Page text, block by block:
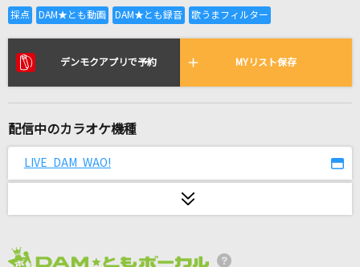
全国りれき
リアルタイムで歌われている曲の一覧
[生音]バランス
BEYOND THE TIME
デンモクアプリで予約 MYリスト保存
配信中のカラオケ機種
LIVE DAM WAO!